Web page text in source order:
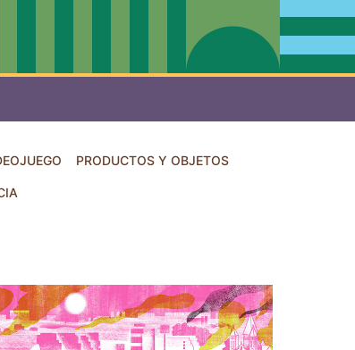
PRODUCTOS Y OBJETOS